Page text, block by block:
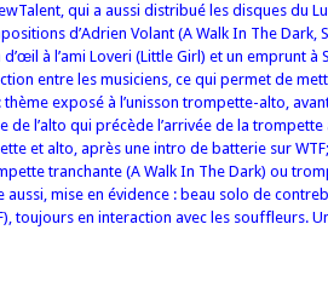
qui a aussi distribué les disques du
d’Adrien Volant (A Walk In The Dark,
à l’ami Loveri (Little Girl) et un emprunt à
entre les musiciens, ce qui permet de
exposé à l’unisson trompette-alto,
de l’alto qui précède l’arrivée de la
et alto, après une intro de batterie sur
tranchante (A Walk In The Dark) ou
mise en évidence : beau solo de
toujours en interaction avec les souffleurs.